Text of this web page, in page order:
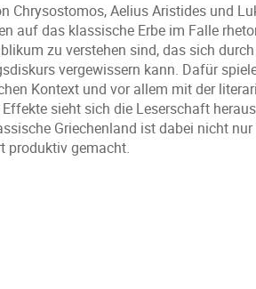
Chrysostomos, Aelius Aristides und
auf das klassische Erbe im Falle
zu verstehen sind, das sich
vergewissern kann. Dafür
Kontext und vor allem mit der
sieht sich die Leserschaft
Griechenland ist dabei nicht
produktiv gemacht.